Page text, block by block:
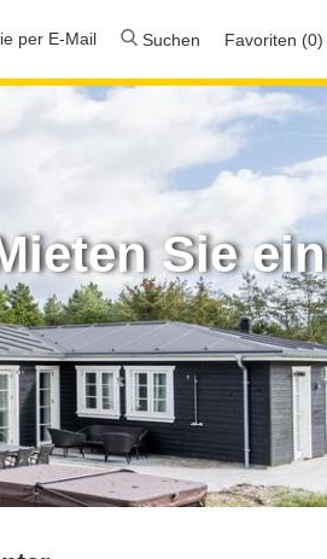
per E-Mail Suchen Favoriten (0)
Sie ein